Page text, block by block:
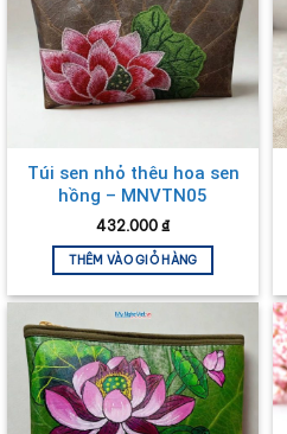
Túi sen nhỏ thêu hoa sen
hồng – MNVTN05
432.000 ₫
THÊM VÀO GIỎ HÀNG